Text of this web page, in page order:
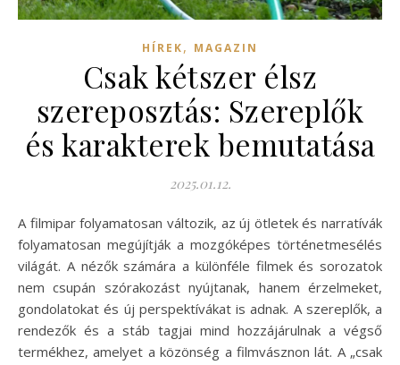
HÍREK, MAGAZIN
Csak kétszer élsz
szereposztás: Szereplők
és karakterek bemutatása
2025.01.12.
A filmipar folyamatosan változik, az új ötletek és narratívák
folyamatosan megújítják a mozgóképes történetmesélés
világát. A nézők számára a különféle filmek és sorozatok
nem csupán szórakozást nyújtanak, hanem érzelmeket,
gondolatokat és új perspektívákat is adnak. A szereplők, a
rendezők és a stáb tagjai mind hozzájárulnak a végső
termékhez, amelyet a közönség a filmvásznon lát. A „csak